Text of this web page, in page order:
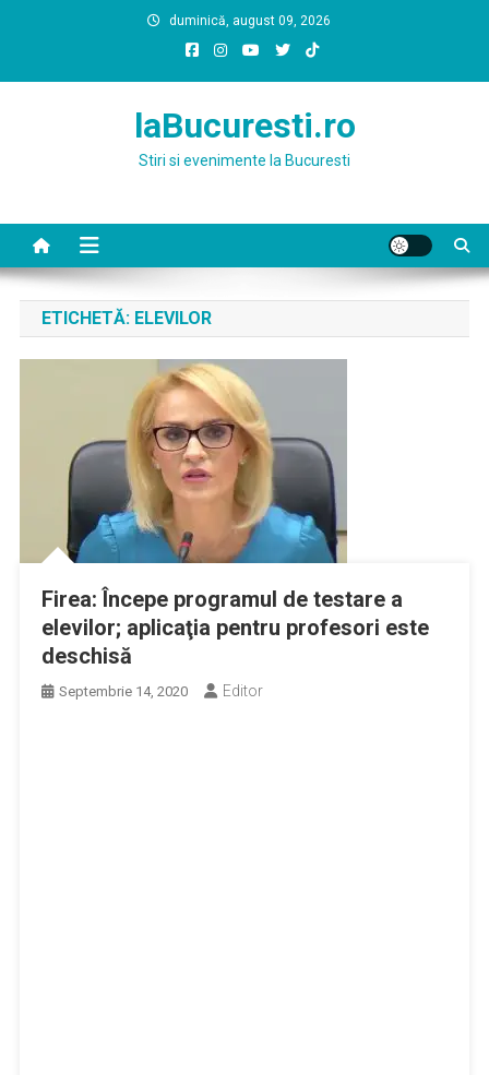
duminică, august 09, 2026
laBucuresti.ro
Stiri si evenimente la Bucuresti
ETICHETĂ: ELEVILOR
Firea: Începe programul de testare a
elevilor; aplicaţia pentru profesori este
deschisă
Septembrie 14, 2020 Editor